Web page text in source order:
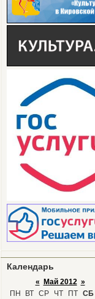
Календарь
« Май 2012 »
ПН
ВТ СР ЧТ ПТ СБ